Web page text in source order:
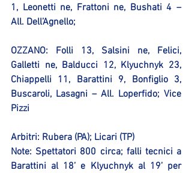
1, Leonetti ne, Frattoni ne, Bushati 4 –
All. Dell’Agnello;
OZZANO: Folli 13, Salsini ne, Felici,
Galletti ne, Balducci 12, Klyuchnyk 23,
Chiappelli 11, Barattini 9, Bonfiglio 3,
Buscaroli, Lasagni – All. Loperfido; Vice
Pizzi
Arbitri: Rubera (PA); Licari (TP)
Note: Spettatori 800 circa; falli tecnici a
Barattini al 18’ e Klyuchnyk al 19’ per